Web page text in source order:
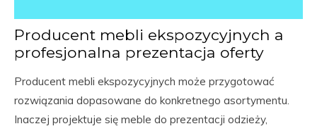
Producent mebli ekspozycyjnych a
profesjonalna prezentacja oferty
Producent mebli ekspozycyjnych może przygotować
rozwiązania dopasowane do konkretnego asortymentu.
Inaczej projektuje się meble do prezentacji odzieży,